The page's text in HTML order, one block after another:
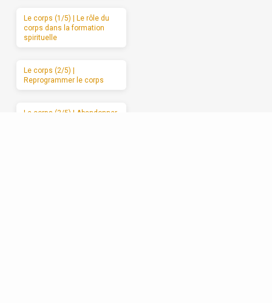
Le corps (1/5) | Le rôle du
corps dans la formation
spirituelle
Le corps (2/5) |
Reprogrammer le corps
Le corps (3/5) | Abandonner